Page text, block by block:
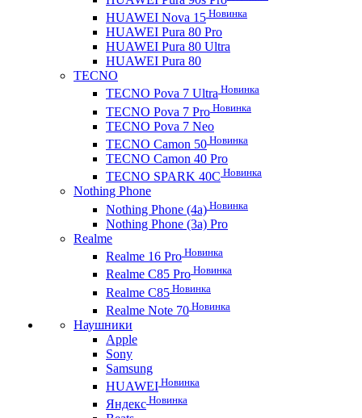
HUAWEI Nova 15 Новинка
HUAWEI Pura 80 Pro
HUAWEI Pura 80 Ultra
HUAWEI Pura 80
TECNO
TECNO Pova 7 Ultra Новинка
TECNO Pova 7 Pro Новинка
TECNO Pova 7 Neo
TECNO Camon 50 Новинка
TECNO Camon 40 Pro
TECNO SPARK 40C Новинка
Nothing Phone
Nothing Phone (4a) Новинка
Nothing Phone (3a) Pro
Realme
Realme 16 Pro Новинка
Realme C85 Pro Новинка
Realme C85 Новинка
Realme Note 70 Новинка
Наушники
Apple
Sony
Samsung
HUAWEI Новинка
Яндекс Новинка